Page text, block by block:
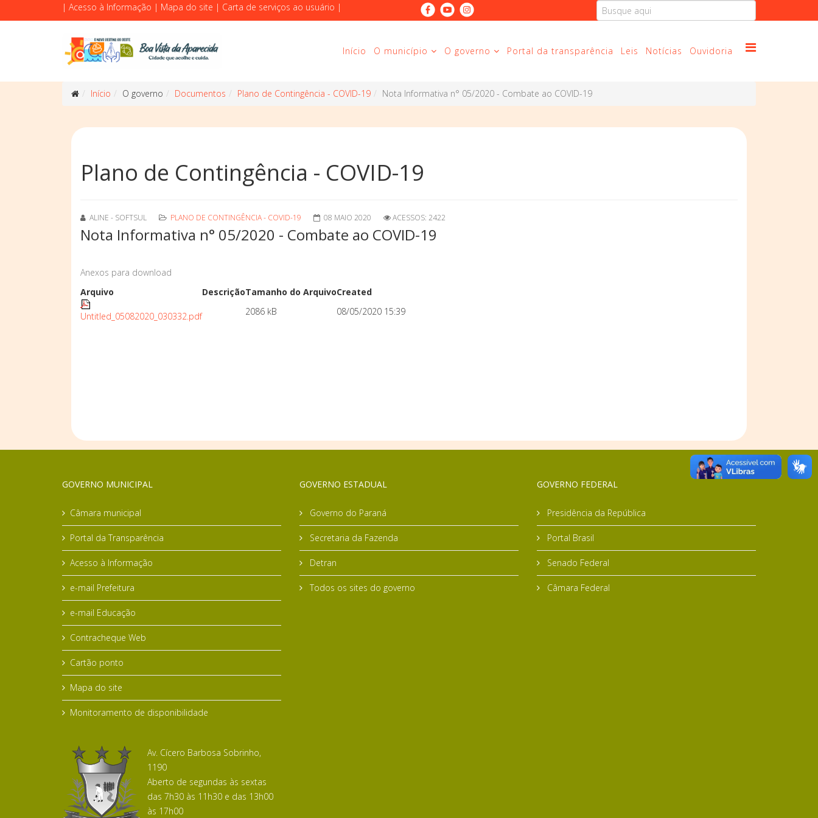
| Acesso à Informação | Mapa do site | Carta de serviços ao usuário |
Início O município O governo Portal da transparência Leis Notícias Ouvidoria
Início O governo Documentos Plano de Contingência - COVID-19 Nota Informativa n° 05/2020 - Combate ao COVID-19
Plano de Contingência - COVID-19
ALINE - SOFTSUL PLANO DE CONTINGÊNCIA - COVID-19 08 MAIO 2020 ACESSOS: 2422
Nota Informativa n° 05/2020 - Combate ao COVID-19
Anexos para download
Arquivo
DescriçãoTamanho do ArquivoCreated
Untitled_05082020_030332.pdf 2086 kB 08/05/2020 15:39
GOVERNO MUNICIPAL
Câmara municipal
Portal da Transparência
Acesso à Informação
e-mail Prefeitura
e-mail Educação
Contracheque Web
Cartão ponto
Mapa do site
Monitoramento de disponibilidade
Av. Cícero Barbosa Sobrinho,
1190
Aberto de segundas às sextas
das 7h30 às 11h30 e das 13h00
às 17h00
GOVERNO ESTADUAL
Governo do Paraná
Secretaria da Fazenda
Detran
Todos os sites do governo
GOVERNO FEDERAL
Presidência da República
Portal Brasil
Senado Federal
Câmara Federal